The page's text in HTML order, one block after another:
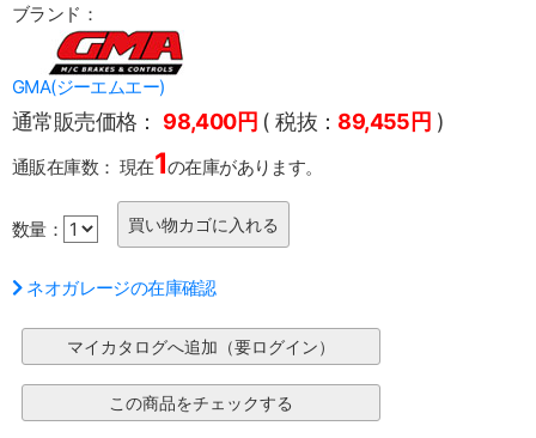
ブランド：
GMA(ジーエムエー)
通常販売価格： 98,400円 ( 税抜： 89,455円 )
通販在庫数： 現在1の在庫があります。
数量：
ネオガレージの在庫確認